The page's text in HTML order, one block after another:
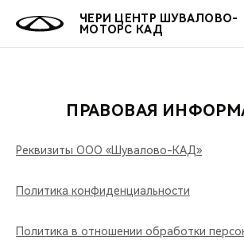
ЧЕРИ ЦЕНТР ШУВАЛОВО-
МОТОРС КАД
МОДЕЛИ
ВСЕ МОДЕЛИ
ПОКУПАТЕЛЯМ
ВЫБОР И ПОКУПКА
КРЕДИТ И СТРАХОВАНИЕ
ВЛАДЕЛЬЦАМ
СЕРВИС
ЗАПЧАСТИ И АКСЕССУАРЫ
ПОДДЕРЖКА
МИР CHERY
АКСЕССУАРЫ
О БРЕНДЕ
CHERY В СОЦСЕТЯХ
АКЦИИ
ВЫГОДЫ И АКЦИИ
ОНЛАЙН СЕРВИСЫ
ВЫБОР И ПОКУПКА
КРЕДИТ
О КОМПАНИИ
О НАС
МЫ В СОЦСЕТЯХ
ПРАВОВАЯ
Реквизиты ООО «Шувалово-КАД»
Политика конфиденциальности
Политика в отношении обработки